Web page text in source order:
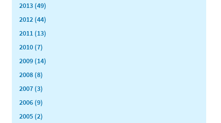
2013 (49)
2012 (44)
2011 (13)
2010 (7)
2009 (14)
2008 (8)
2007 (3)
2006 (9)
2005 (2)